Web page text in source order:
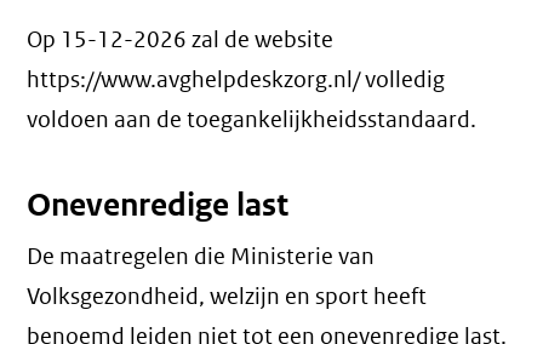
Op 15-12-2026 zal de website
https://www.avghelpdeskzorg.nl/ volledig
voldoen aan de toegankelijkheidsstandaard.
Onevenredige last
De maatregelen die Ministerie van
Volksgezondheid, welzijn en sport heeft
benoemd leiden niet tot een onevenredige last.